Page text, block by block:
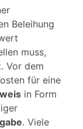
Beleihung
muss,
Vor dem
für eine
in Form
. Viele